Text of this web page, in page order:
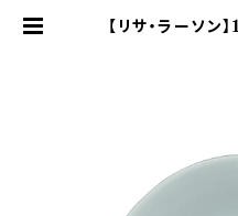
【リサ・ラーソ